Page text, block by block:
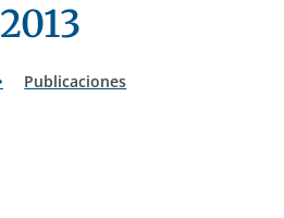
2013
Publicaciones